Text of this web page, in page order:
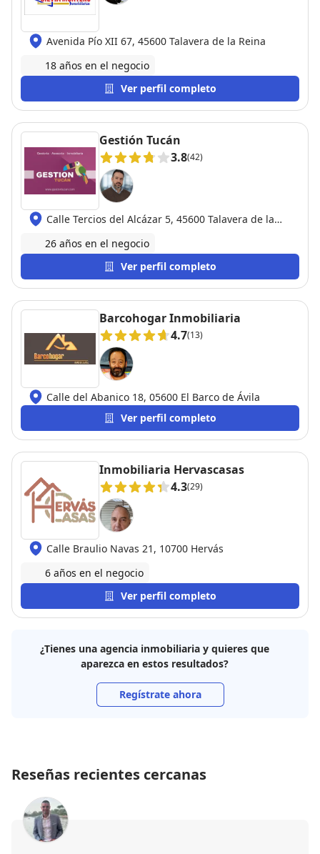
Avenida Pío XII 67, 45600 Talavera de la Reina
18 años en el negocio
Ver perfil completo
Gestión Tucán
3.8(42)
Calle Tercios del Alcázar 5, 45600 Talavera de la
26 años en el negocio
Ver perfil completo
Barcohogar Inmobiliaria
4.7(13)
Calle del Abanico 18, 05600 El Barco de Ávila
Ver perfil completo
Inmobiliaria Hervascasas
4.3(29)
Calle Braulio Navas 21, 10700 Hervás
6 años en el negocio
Ver perfil completo
¿Tienes una agencia inmobiliaria y quieres que
aparezca en estos resultados?
Regístrate ahora
Reseñas recientes cercanas